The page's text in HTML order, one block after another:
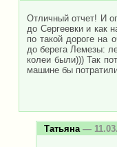
Отличный отчет! И
до Сергеевки и как
по такой дороге на
до берега Лемезы:
колеи были))) Так
машине бы
Татьяна—